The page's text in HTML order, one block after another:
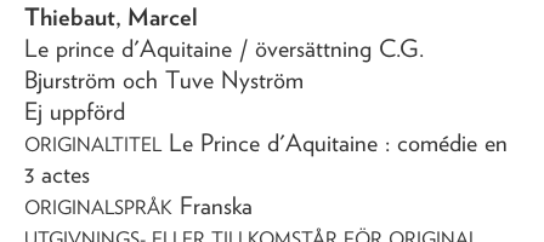
Thiebaut, Marcel
Le prince d'Aquitaine / översättning C.G.
Bjurström och Tuve Nyström
Ej uppförd
ORIGINALTITEL Le Prince d'Aquitaine : comédie en
3 actes
ORIGINALSPRÅK Franska